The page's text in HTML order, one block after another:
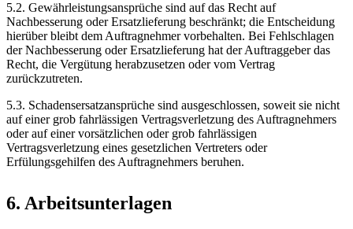
5.2. Gewährleistungsansprüche sind auf das Recht auf
Nachbesserung oder Ersatzlieferung beschränkt; die Entscheidung
hierüber bleibt dem Auftragnehmer vorbehalten. Bei Fehlschlagen
der Nachbesserung oder Ersatzlieferung hat der Auftraggeber das
Recht, die Vergütung herabzusetzen oder vom Vertrag
zurückzutreten.
5.3. Schadensersatzansprüche sind ausgeschlossen, soweit sie nicht
auf einer grob fahrlässigen Vertragsverletzung des Auftragnehmers
oder auf einer vorsätzlichen oder grob fahrlässigen
Vertragsverletzung eines gesetzlichen Vertreters oder
Erfülungsgehilfen des Auftragnehmers beruhen.
6. Arbeitsunterlagen